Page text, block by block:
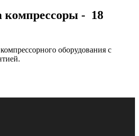
компрессоры - 18
оборудования с